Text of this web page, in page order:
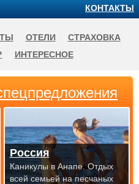
Россия
Каникулы в Анапе. Отдых
всей семьей на песчаных
КОНТАКТЫ
ОТЕЛИ
СТРАХОВКА
ИНТЕРЕСНОЕ